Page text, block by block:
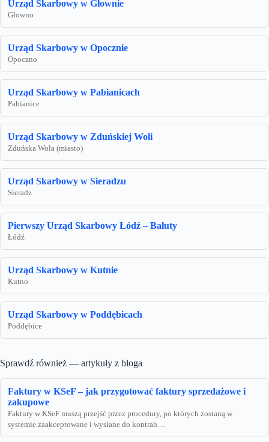
Urząd Skarbowy w Głownie
Głowno
Urząd Skarbowy w Opocznie
Opoczno
Urząd Skarbowy w Pabianicach
Pabianice
Urząd Skarbowy w Zduńskiej Woli
Zduńska Wola (miasto)
Urząd Skarbowy w Sieradzu
Sieradz
Pierwszy Urząd Skarbowy Łódź – Bałuty
Łódź
Urząd Skarbowy w Kutnie
Kutno
Urząd Skarbowy w Poddębicach
Poddębice
Sprawdź również — artykuły z bloga
Faktury w KSeF – jak przygotować faktury sprzedażowe i
zakupowe
Faktury w KSeF muszą przejść przez procedury, po których zostaną w
systemie zaakceptowane i wysłane do kontrah…